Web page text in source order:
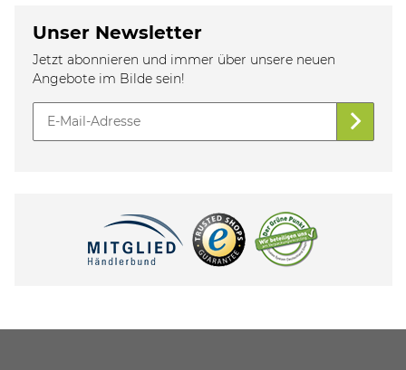
Unser Newsletter
Jetzt abonnieren und immer über unsere neuen
Angebote im Bilde sein!